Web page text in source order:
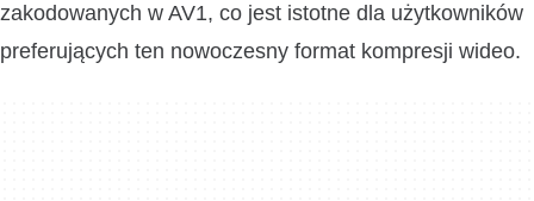
zakodowanych w AV1, co jest istotne dla użytkowników
preferujących ten nowoczesny format kompresji wideo.